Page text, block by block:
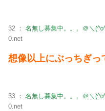
32 ： 名無し募集中。。。＠＼
0.net
想像以上にぶっちぎっ
33 ： 名無し募集中。。。＠＼
0.net